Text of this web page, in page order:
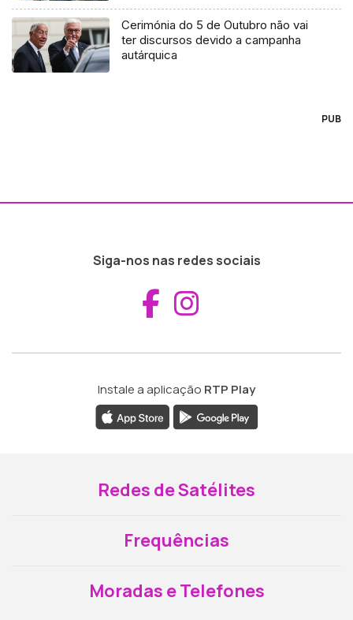
Cerimónia do 5 de Outubro não vai
ter discursos devido a campanha
autárquica
PUB
Siga-nos nas redes sociais
Aceder ao
Instale a aplicação RTP Play
Redes de Satélites
Frequências
Moradas e Telefones